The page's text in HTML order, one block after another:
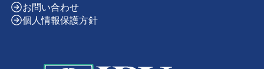
お問い合わせ
個人情報保護方針